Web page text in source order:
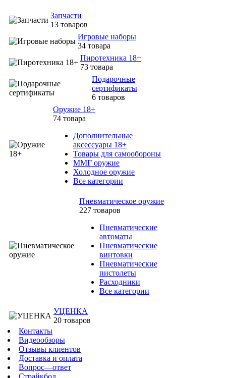
Запчасти
13 товаров
Игровые наборы
34 товара
Пиротехника 18+
73 товара
Подарочные
сертификаты
6 товаров
Оружие 18+
74 товара
Дополнительные
аксессуары 18+
Товары для самообороны
ММГ оружие
Холодное оружие
Все категории
Пневматическое оружие
227 товаров
Пневматические
автоматы
Пневматические
винтовки
Пневматические
пистолеты
Расходники
Все категории
УЦЕНКА
20 товаров
Контакты
Видеообзоры
Отзывы клиентов
Доставка и оплата
Вопрос—ответ
Страйкбол